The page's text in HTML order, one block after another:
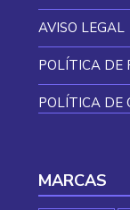
AVISO LEGAL
POLÍTICA DE
POLÍTICA DE
MARCAS